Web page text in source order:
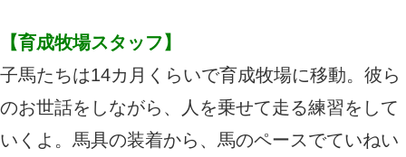
【育成牧場スタッフ】
子馬たちは14カ月くらいで育成牧場に移動。彼ら
のお世話をしながら、人を乗せて走る練習をして
いくよ。馬具の装着から、馬のペースでていねい